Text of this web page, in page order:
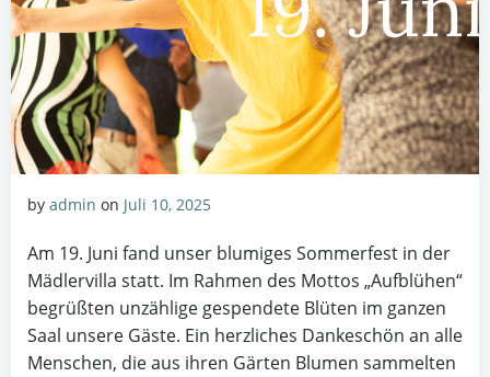
by admin on Juli 10, 2025
Am 19. Juni fand unser blumiges Sommerfest in der
Mädlervilla statt. Im Rahmen des Mottos „Aufblühen“
begrüßten unzählige gespendete Blüten im ganzen
Saal unsere Gäste. Ein herzliches Dankeschön an alle
Menschen, die aus ihren Gärten Blumen sammelten